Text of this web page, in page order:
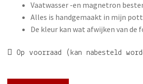
Vaatwasser -en magnetron
Alles is handgemaakt in mijn
De kleur kan wat afwijken van de
Op voorraad (kan nabesteld